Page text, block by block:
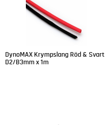
DynoMAX Krympslang Röd & Svart
D2/B3mm x 1m